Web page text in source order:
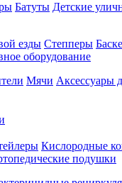
Батуты Детские
езды Степперы
оборудование
Мячи Аксессуары
Кислородные
подушки